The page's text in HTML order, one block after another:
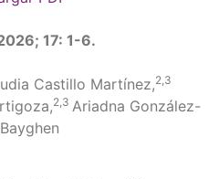
17: 1-6.
Castillo Martínez,2,3
2,3 Ariadna González-